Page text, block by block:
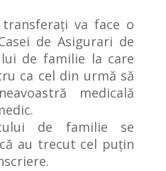
va face o
de Asigurari de
de familie la care
ca cel din urmă să
medicală
de familie se
au trecut cel puțin